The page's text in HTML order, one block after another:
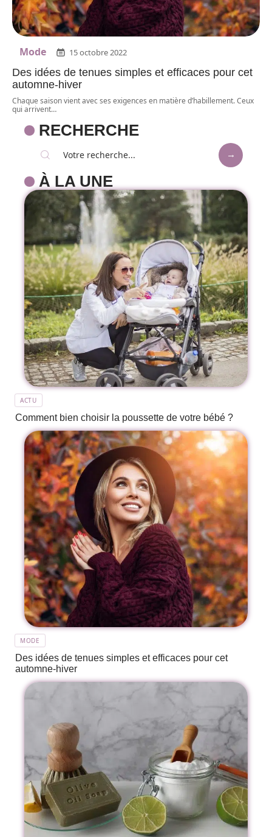
Mode 15 octobre 2022
Des idées de tenues simples et efficaces pour cet
automne-hiver
Chaque saison vient avec ses exigences en matière d’habillement. Ceux
qui arrivent…
RECHERCHE
À LA UNE
ACTU
Comment bien choisir la poussette de votre bébé ?
MODE
Des idées de tenues simples et efficaces pour cet
automne-hiver